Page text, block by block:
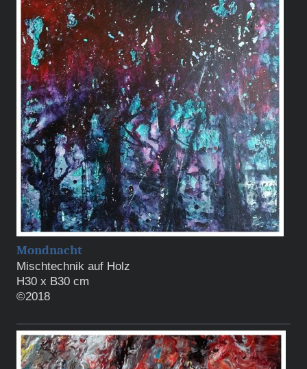
Mondnacht
Mischtechnik auf Holz
H30 x B30 cm
©2018